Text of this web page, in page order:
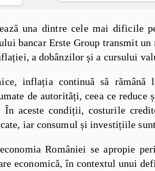
una dintre cele mai dificile
bancar Erste Group transmit un
a dobânzilor și a cursului
inflația continuă să rămână
de autorități, ceea ce reduce
În aceste condiții, costurile
iar consumul și investițiile
României se apropie
economică, în contextul unui